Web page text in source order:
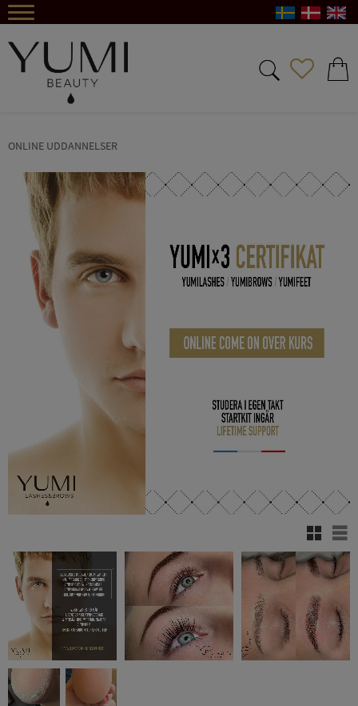
ONLINE UDDANNELSER
Rutenett